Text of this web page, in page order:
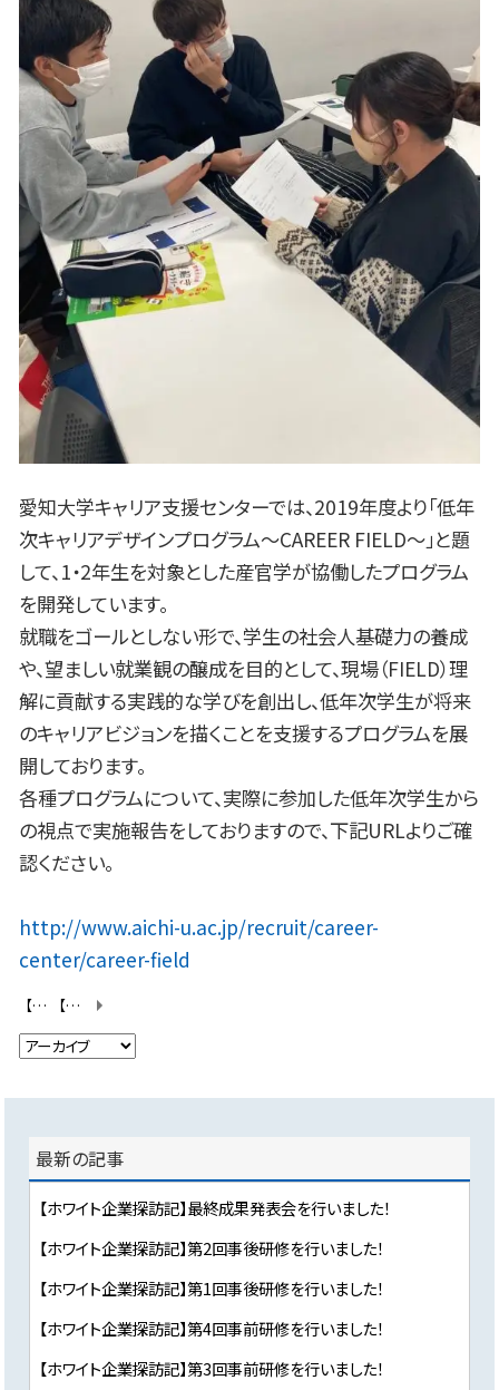
愛知大学キャリア支援センターでは、2019年度より「低年
次キャリアデザインプログラム～CAREER FIELD～」と題
して、1・2年生を対象とした産官学が協働したプログラム
を開発しています。
就職をゴールとしない形で、学生の社会人基礎力の養成
や、望ましい就業観の醸成を目的として、現場（FIELD）理
解に貢献する実践的な学びを創出し、低年次学生が将来
のキャリアビジョンを描くことを支援するプログラムを展
開しております。
各種プログラムについて、実際に参加した低年次学生から
の視点で実施報告をしておりますので、下記URLよりご確
認ください。
http://www.aichi-u.ac.jp/recruit/career-
center/career-field
【ホワイト企業探訪記2022】第2回事前研修を行いました！ 【ホワイト企業探訪記】第4回事前研修を行いました！
最新の記事
【ホワイト企業探訪記】最終成果発表会を行いました！
【ホワイト企業探訪記】第2回事後研修を行いました！
【ホワイト企業探訪記】第1回事後研修を行いました！
【ホワイト企業探訪記】第4回事前研修を行いました！
【ホワイト企業探訪記】第3回事前研修を行いました！